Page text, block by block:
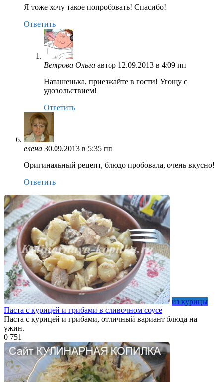
Я тоже хочу такое попробовать! Спасибо!
Ответить
Ветрова Ольга автор 12.09.2013 в 4:09 пп
Наташенька, приезжайте в гости! Угощу с
удовольствием!
Ответить
елена 30.09.2013 в 5:35 пп
Оригинальный рецепт, блюдо пробовала, очень вкусно!
Ответить
из курицы
Паста с курицей и грибами в сливочном соусе
Паста с курицей и грибами, отличный вариант блюда на
ужин.
0 751